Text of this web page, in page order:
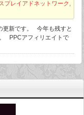
プレイアドネットワーク
更新です。 今年も残すと
PPCアフィリエイトで